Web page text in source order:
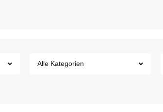
Alle Kategorien